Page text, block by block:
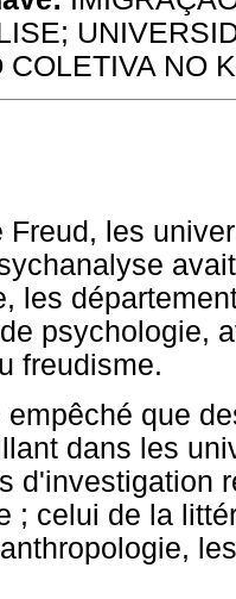
COLETIVA NO
Freud, les
les
psychologie,
freudisme.
empêché que
dans les
d'investigation
; celui de la